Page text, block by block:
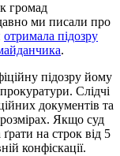
громад
ми писали про
отримала підозру
.
підозру йому
Слідчі
документів та
Якщо суд
на строк від 5
конфіскації.